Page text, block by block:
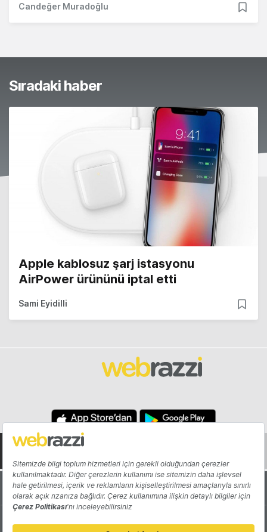
Candeğer Muradoğlu
Sıradaki haber
Apple kablosuz şarj istasyonu
AirPower ürününü iptal etti
Sami Eyidilli
Hakkında Yazarlar
Katkıda Bulun Reklam